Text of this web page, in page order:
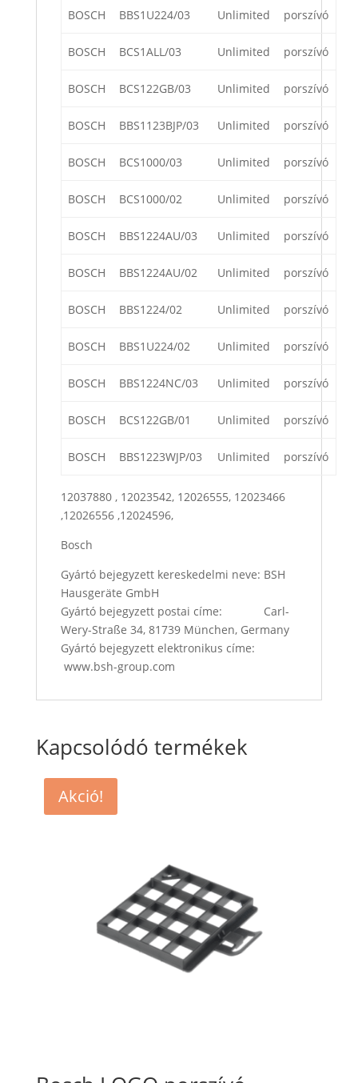
BOSCH BBS1U224/03 Unlimited porszívó
BOSCH BCS1ALL/03 Unlimited porszívó
BOSCH BCS122GB/03 Unlimited porszívó
BOSCH BBS1123BJP/03 Unlimited porszívó
BOSCH BCS1000/03 Unlimited porszívó
BOSCH BCS1000/02 Unlimited porszívó
BOSCH BBS1224AU/03 Unlimited porszívó
BOSCH BBS1224AU/02 Unlimited porszívó
BOSCH BBS1224/02 Unlimited porszívó
BOSCH BBS1U224/02 Unlimited porszívó
BOSCH BBS1224NC/03 Unlimited porszívó
BOSCH BCS122GB/01 Unlimited porszívó
BOSCH BBS1223WJP/03 Unlimited porszívó
12037880 , 12023542, 12026555, 12023466
,12026556 ,12024596,
Bosch
Gyártó bejegyzett kereskedelmi neve: BSH
Hausgeräte GmbH
Gyártó bejegyzett postai címe: Carl-
Wery-Straße 34, 81739 München, Germany
Gyártó bejegyzett elektronikus címe:
www.bsh-group.com
Kapcsolódó termékek
Akció!